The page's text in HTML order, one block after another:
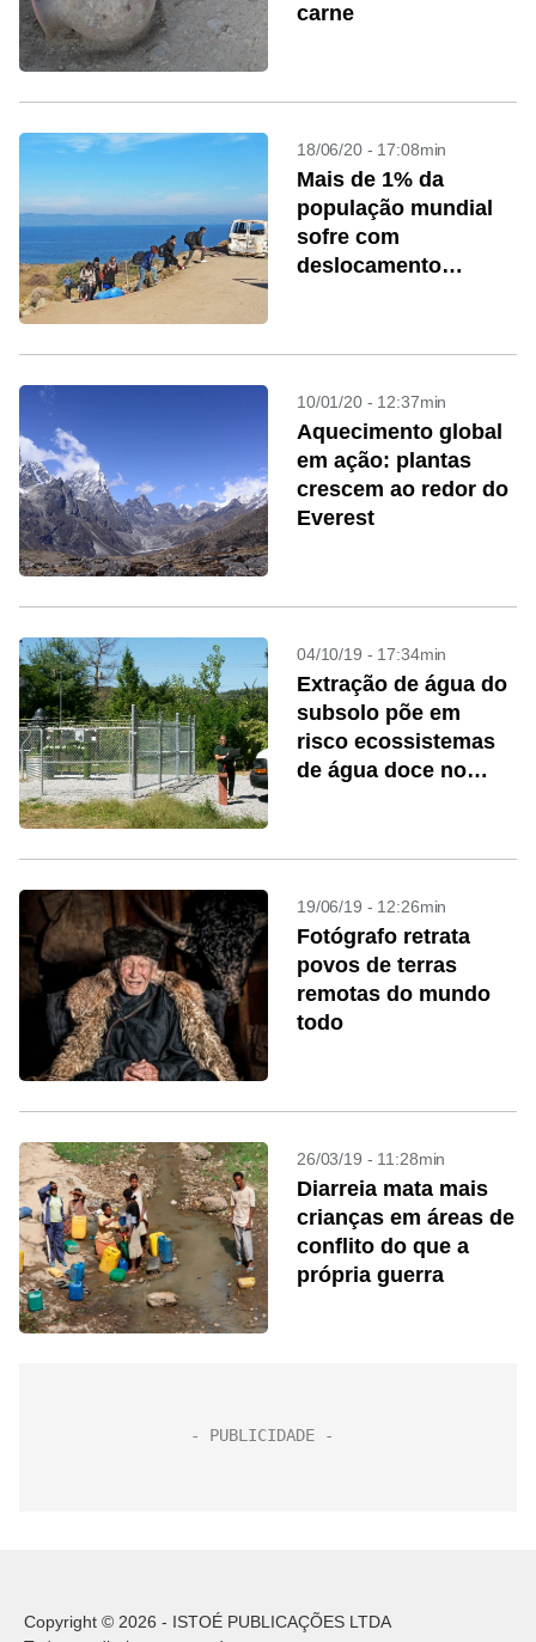
carne
18/06/20 - 17:08min
Mais de 1% da
população mundial
sofre com
deslocamento
10/01/20 - 12:37min
Aquecimento global
em ação: plantas
crescem ao redor do
Everest
04/10/19 - 17:34min
Extração de água do
subsolo põe em
risco ecossistemas
de água doce no
19/06/19 - 12:26min
Fotógrafo retrata
povos de terras
remotas do mundo
todo
26/03/19 - 11:28min
Diarreia mata mais
crianças em áreas de
conflito do que a
própria guerra
Copyright © 2026 - ISTOÉ PUBLICAÇÕES LTDA